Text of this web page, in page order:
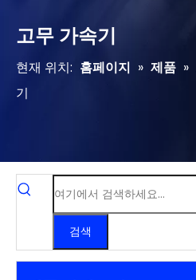
고무 가속기
현재 위치: 홈페이지 » 제품 »
기
검색